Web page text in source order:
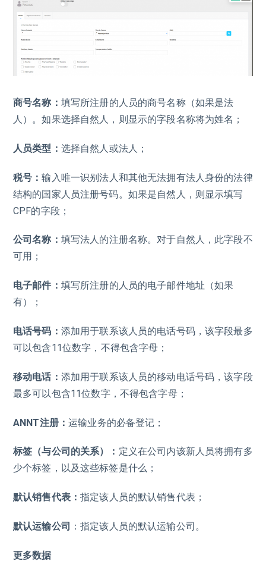
商号名称： 填写所注册的人员的商号名称（如果是法
人）。如果选择自然人，则显示的字段名称将为姓名；
人员类型： 选择自然人或法人；
税号：输入唯一识别法人和其他无法拥有法人身份的法律
结构的国家人员注册号码。如果是自然人，则显示填写
CPF的字段；
公司名称： 填写法人的注册名称。对于自然人，此字段不
可用；
电子邮件： 填写所注册的人员的电子邮件地址（如果
有）；
电话号码： 添加用于联系该人员的电话号码，该字段最多
可以包含11位数字，不得包含字母；
移动电话： 添加用于联系该人员的移动电话号码，该字段
最多可以包含11位数字，不得包含字母；
ANNT注册：运输业务的必备登记；
标签（与公司的关系）： 定义在公司内该新人员将拥有多
少个标签，以及这些标签是什么；
默认销售代表：指定该人员的默认销售代表；
默认运输公司 ：指定该人员的默认运输公司。
更多数据